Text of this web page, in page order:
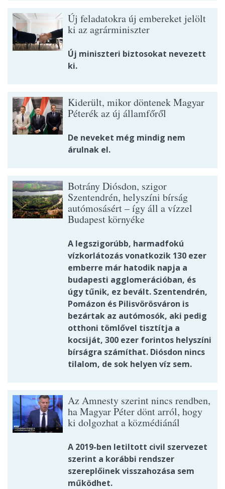
Új feladatokra új embereket jelölt
ki az agrárminiszter
Új miniszteri biztosokat nevezett
ki.
Kiderült, mikor döntenek Magyar
Péterék az új államfőről
De neveket még mindig nem
árulnak el.
Botrány Diósdon, szigor
Szentendrén, helyszíni bírság
autómosásért – így áll a vízzel
Budapest környéke
A legszigorúbb, harmadfokú
vízkorlátozás vonatkozik 130 ezer
emberre már hatodik napja a
budapesti agglomerációban, és
úgy tűnik, ez bevált. Szentendrén,
Pomázon és Pilisvörösváron is
bezártak az autómosók, aki pedig
otthoni tömlővel tisztítja a
kocsiját, 300 ezer forintos helyszíni
bírságra számíthat. Diósdon nincs
tilalom, de sok helyen víz sem.
Az Amnesty szerint nincs rendben,
ha Magyar Péter dönt arról, hogy
ki dolgozhat a közmédiánál
A 2019-ben letiltott civil szervezet
szerint a korábbi rendszer
szereplőinek visszahozása sem
működhet.